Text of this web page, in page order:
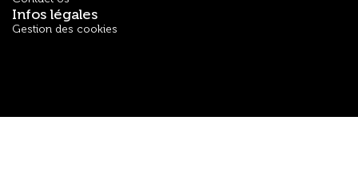
Infos légales
Gestion des cookies